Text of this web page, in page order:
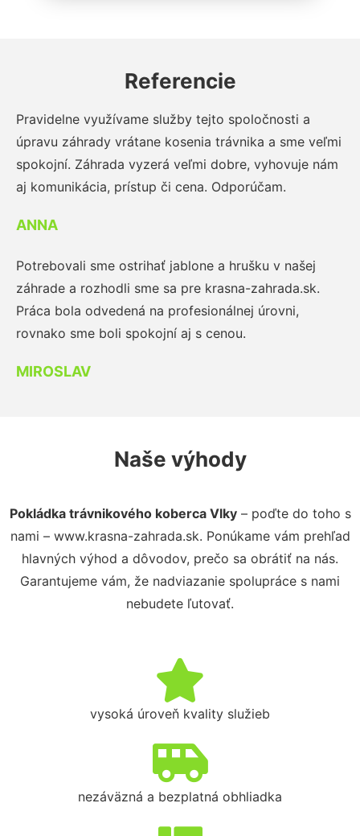
Referencie
Pravidelne využívame služby tejto spoločnosti a
úpravu záhrady vrátane kosenia trávnika a sme veľmi
spokojní. Záhrada vyzerá veľmi dobre, vyhovuje nám
aj komunikácia, prístup či cena. Odporúčam.
ANNA
Potrebovali sme ostrihať jablone a hrušku v našej
záhrade a rozhodli sme sa pre krasna-zahrada.sk.
Práca bola odvedená na profesionálnej úrovni,
rovnako sme boli spokojní aj s cenou.
MIROSLAV
Naše výhody
Pokládka trávnikového koberca Vlky– poďte do toho s
nami – www.krasna-zahrada.sk. Ponúkame vám prehľad
hlavných výhod a dôvodov, prečo sa obrátiť na nás.
Garantujeme vám, že nadviazanie spolupráce s nami
nebudete ľutovať.
vysoká úroveň kvality služieb
nezáväzná a bezplatná obhliadka